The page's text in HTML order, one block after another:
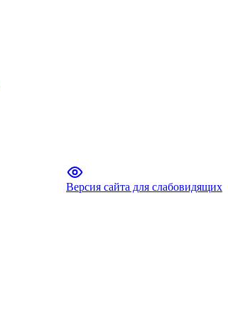
Версия сайта для слабовидящих